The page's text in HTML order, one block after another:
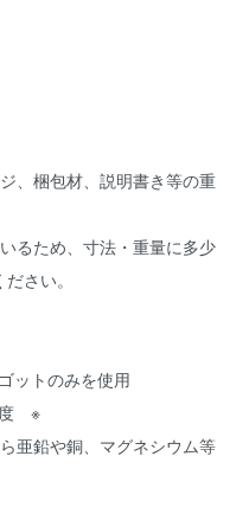
、梱包材、説明書き等の重
るため、寸法・重量に多少
さい。
ットのみを使用
度 ※
鉛や銅、マグネシウム等